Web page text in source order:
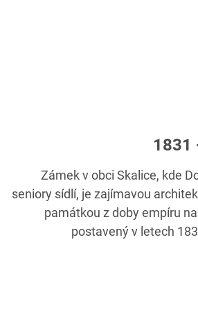
1831
Zámek v obci Skalice, kde
seniory sídlí, je zajímavou
památkou z doby empíru
postavený v letech